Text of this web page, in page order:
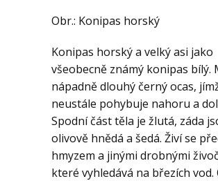
Obr.: Konipas horský
Konipas horský a velký asi jako
všeobecně známý konipas bílý.
nápadně dlouhý černý ocas,
neustále pohybuje nahoru a
Spodní část těla je žlutá, záda
olivově hnědá a šedá. Živí se
hmyzem a jinými drobnými
které vyhledává na březích vod.